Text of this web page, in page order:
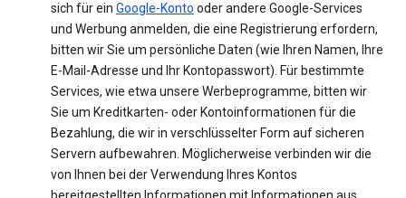
sich für ein Google-Konto oder andere Google-Services
und Werbung anmelden, die eine Registrierung erfordern,
bitten wir Sie um persönliche Daten (wie Ihren Namen, Ihre
E-Mail-Adresse und Ihr Kontopasswort). Für bestimmte
Services, wie etwa unsere Werbeprogramme, bitten wir
Sie um Kreditkarten- oder Kontoinformationen für die
Bezahlung, die wir in verschlüsselter Form auf sicheren
Servern aufbewahren. Möglicherweise verbinden wir die
von Ihnen bei der Verwendung Ihres Kontos